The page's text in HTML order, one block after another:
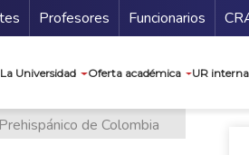
Profesores Funcionarios
La Universidad Oferta académica UR
de Colombia